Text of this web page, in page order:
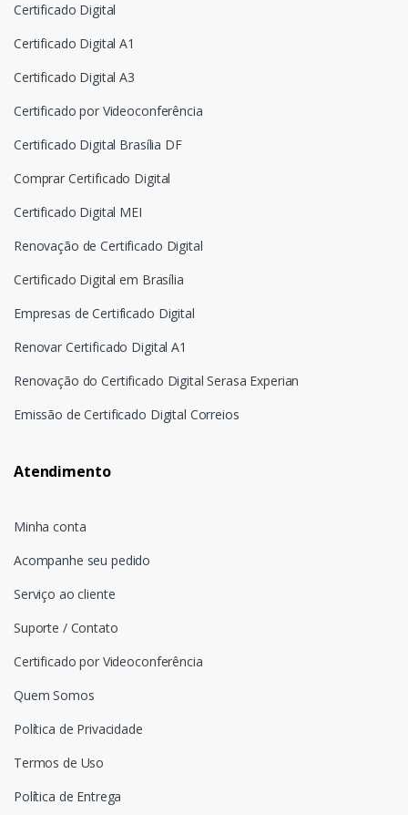
Certificado Digital
Certificado Digital A1
Certificado Digital A3
Certificado por Videoconferência
Certificado Digital Brasília DF
Comprar Certificado Digital
Certificado Digital MEI
Renovação de Certificado Digital
Certificado Digital em Brasília
Empresas de Certificado Digital
Renovar Certificado Digital A1
Renovação do Certificado Digital Serasa Experian
Emissão de Certificado Digital Correios
Atendimento
Minha conta
Acompanhe seu pedido
Serviço ao cliente
Suporte / Contato
Certificado por Videoconferência
Quem Somos
Política de Privacidade
Termos de Uso
Política de Entrega